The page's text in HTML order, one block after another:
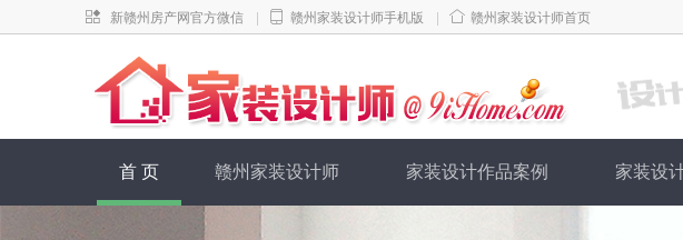
新赣州房产网官方微信 | 赣州家装设计师手机版 | 赣州家装设计师首页
首 页 赣州家装设计师 家装设计作品案例 家装设